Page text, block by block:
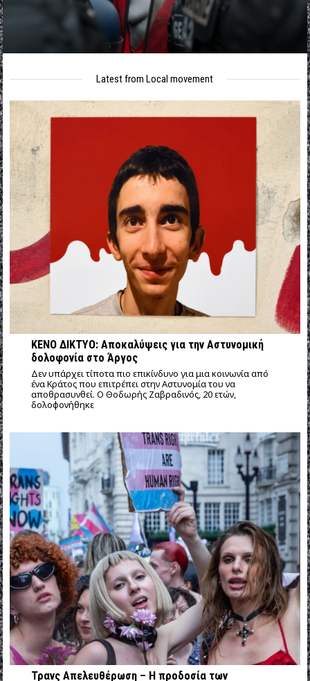
Latest from Local movement
ΚΕΝΟ ΔΙΚΤΥΟ: Αποκαλύψεις για την Αστυνομική
δολοφονία στο Άργος
Δεν υπάρχει τίποτα πιο επικίνδυνο για μια κοινωνία από
ένα Κράτος που επιτρέπει στην Αστυνομία του να
αποθρασυνθεί. Ο Θοδωρής Ζαβραδινός, 20 ετών,
δολοφονήθηκε
Τρανς Απελευθέρωση – Η προδοσία των